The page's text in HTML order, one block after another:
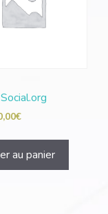
€
au panier